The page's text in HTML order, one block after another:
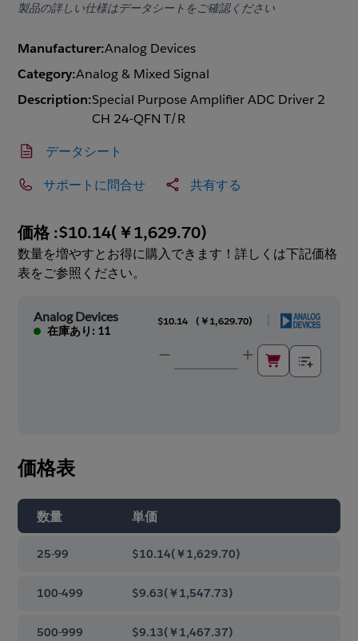
製品の詳しい仕様はデータシートをご確認ください
Manufacturer:Analog Devices
Category:Analog & Mixed Signal
Description:Special Purpose Amplifier ADC Driver 2
CH 24-QFN T/R
データシート
サポートに問合せ 共有する
価格 :$10.14(￥1,629.70)
数量を増やすとお得に購入できます！詳しくは下記価格
表をご参照ください。
Analog Devices
在庫あり: 11
$10.14 ( ￥1,629.70)
価格表
数量 単価
25-99 $10.14(￥1,629.70)
100-499 $9.63(￥1,547.73)
500-999 $9.13(￥1,467.37)